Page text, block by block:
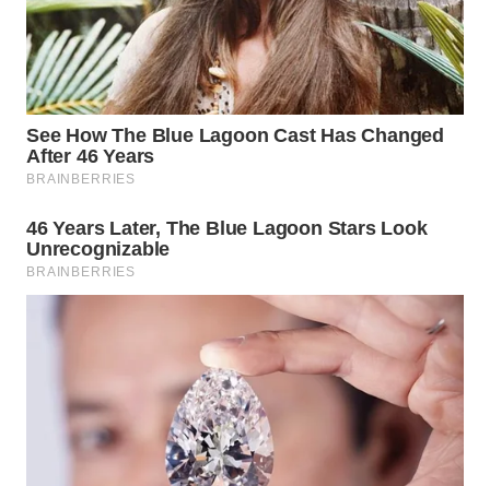
WN
TANJUNG
LESUNG
WN
KARO
SIMALUNGUN
WN
LABUHANBATU
TENGAH